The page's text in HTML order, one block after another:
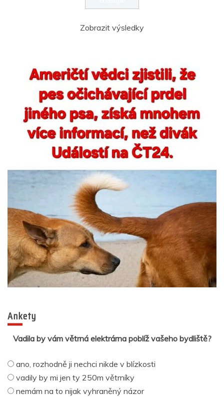
Zobrazit výsledky
Ankety
Vadila by vám větrná elektrárna poblíž vašeho bydliště?
ano, rozhodně ji nechci nikde v blízkosti
vadily by mi jen ty 250m větrníky
nemám na to nijak vyhraněný názor